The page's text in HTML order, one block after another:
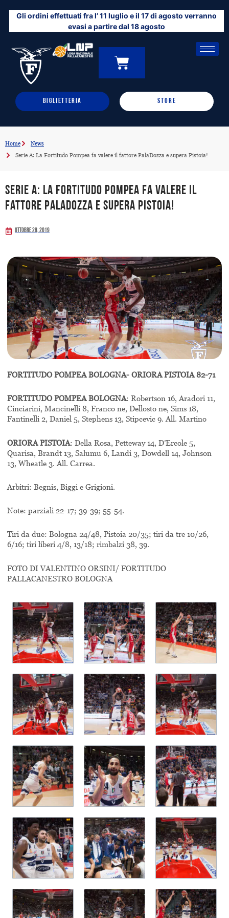
contenuto
Gli ordini effettuati fra l’ 11 luglio e il 17 di agosto verranno
evasi a partire dal 18 agosto
0
CARRELLO
BIGLIETTERIA STORE
Home
News
Serie A: La Fortitudo Pompea fa valere il fattore PalaDozza e supera Pistoia!
Serie A: La Fortitudo Pompea fa valere il
fattore PalaDozza e supera Pistoia!
Ottobre 28, 2019
FORTITUDO POMPEA BOLOGNA- ORIORA PISTOIA 82-71
FORTITUDO POMPEA BOLOGNA: Robertson 16, Aradori 11,
Cinciarini, Mancinelli 8, Franco ne, Dellosto ne, Sims 18,
Fantinelli 2, Daniel 5, Stephens 13, Stipcevic 9. All. Martino
ORIORA PISTOIA: Della Rosa, Petteway 14, D’Ercole 5,
Quarisa, Brandt 13, Salumu 6, Landi 3, Dowdell 14, Johnson
13, Wheatle 3. All. Carrea.
Arbitri: Begnis, Biggi e Grigioni.
Note: parziali 22-17; 39-39; 55-54.
Tiri da due: Bologna 24/48, Pistoia 20/35; tiri da tre 10/26,
6/16; tiri liberi 4/8, 13/18; rimbalzi 38, 39.
FOTO DI VALENTINO ORSINI/ FORTITUDO
PALLACANESTRO BOLOGNA